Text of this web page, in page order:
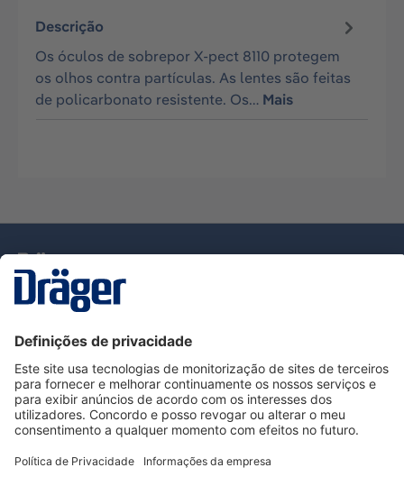
Descrição
Os óculos de sobrepor X-pect 8110 protegem
os olhos contra partículas. As lentes são feitas
de policarbonato resistente. Os… Mais
Serviço de Apoio ao Cliente Dräger
Utilização da loja
Informações